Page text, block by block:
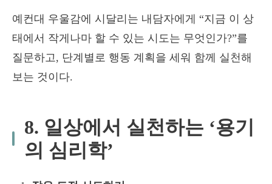
예컨대 우울감에 시달리는 내담자에게 “지금 이 상
태에서 작게나마 할 수 있는 시도는 무엇인가?”를
질문하고, 단계별로 행동 계획을 세워 함께 실천해
보는 것이다.
8. 일상에서 실천하는 ‘용기
의 심리학’